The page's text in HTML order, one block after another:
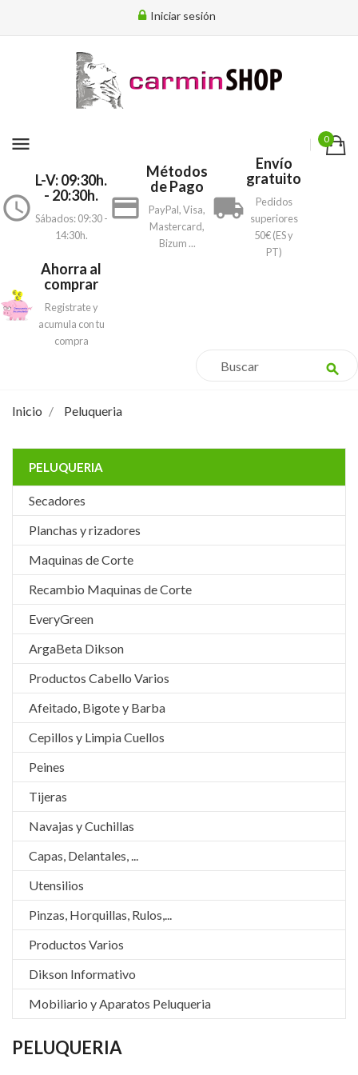
Iniciar sesión
menu 0
access_time
L-V: 09:30h.
- 20:30h.
Sábados: 09:30 -
14:30h.
payment
Métodos
de Pago
PayPal, Visa,
Mastercard,
Bizum ...
local_shipping
Envío
gratuito
Pedidos
superiores
50€ (ES y
PT)
Ahorra al
comprar
Registrate y
acumula con tu
compra
search
Inicio Peluqueria
PELUQUERIA
Secadores
Planchas y rizadores
Maquinas de Corte
Recambio Maquinas de Corte
EveryGreen
ArgaBeta Dikson
Productos Cabello Varios
Afeitado, Bigote y Barba
Cepillos y Limpia Cuellos
Peines
Tijeras
Navajas y Cuchillas
Capas, Delantales, ...
Utensilios
Pinzas, Horquillas, Rulos,...
Productos Varios
Dikson Informativo
Mobiliario y Aparatos Peluqueria
PELUQUERIA